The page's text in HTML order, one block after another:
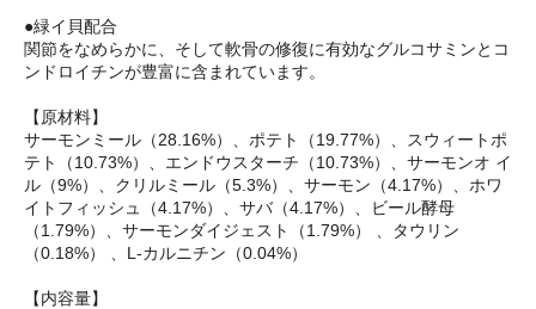
●緑イ貝配合
関節をなめらかに、そして軟骨の修復に有効なグルコサミンとコ
ンドロイチンが豊富に含まれています。
【原材料】
サーモンミール（28.16%）、ポテト（19.77%）、スウィートポ
テト（10.73%）、エンドウスターチ（10.73%）、サーモンオ イ
ル（9%）、クリルミール（5.3%）、サーモン（4.17%）、ホワ
イトフィッシュ（4.17%）、サバ（4.17%）、ビール酵母
（1.79%）、サーモンダイジェスト（1.79%） 、タウリン
（0.18%） 、L-カルニチン（0.04%）
【内容量】